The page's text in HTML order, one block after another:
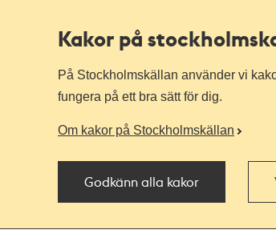
Kakor på
På Stockholmskällan använder vi
fungera på ett bra sätt för dig.
Om kakor på Stockholmskällan
Godkänn alla kakor